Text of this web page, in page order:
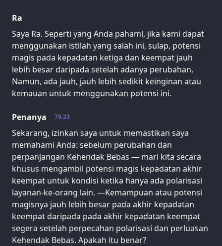
Ra
Saya Ra. Seperti yang Anda pahami, jika kami dapat
menggunakan istilah yang salah ini, sulap, potensi
magis pada kepadatan ketiga dan keempat jauh
lebih besar daripada setelah adanya perubahan.
Namun, ada jauh, jauh lebih sedikit keinginan atau
kemauan untuk menggunakan potensi ini.
79.33
Penanya
Sekarang, izinkan saya untuk memastikan saya
memahami Anda: sebelum perubahan dan
perpanjangan Kehendak Bebas — mari kita secara
khusus mengambil potensi magis kepadatan akhir
keempat untuk kondisi ketika hanya ada polarisasi
layanan-ke-orang lain. —Kemampuan atau potensi
magisnya jauh lebih besar pada akhir kepadatan
keempat daripada pada akhir kepadatan keempat
segera setelah perpecahan polarisasi dan perluasan
Kehendak Bebas. Apakah itu benar?